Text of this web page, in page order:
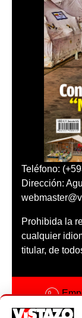
Teléfono:
Dirección:
Prohibida la
cualquier
titular, de